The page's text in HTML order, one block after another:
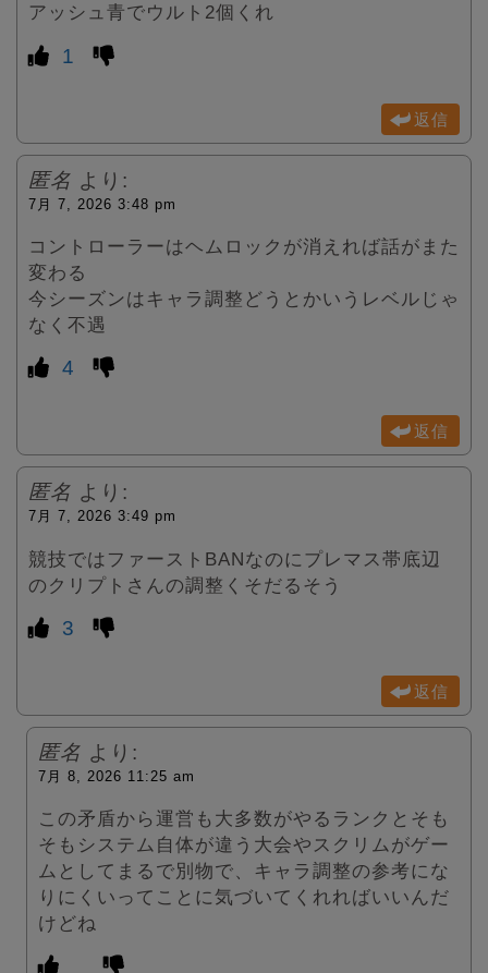
アッシュ青でウルト2個くれ
1
返信
匿名 より:
7月 7, 2026 3:48 pm
コントローラーはヘムロックが消えれば話がまた
変わる
今シーズンはキャラ調整どうとかいうレベルじゃ
なく不遇
4
返信
匿名 より:
7月 7, 2026 3:49 pm
競技ではファーストBANなのにプレマス帯底辺
のクリプトさんの調整くそだるそう
3
返信
匿名 より:
7月 8, 2026 11:25 am
この矛盾から運営も大多数がやるランクとそも
そもシステム自体が違う大会やスクリムがゲー
ムとしてまるで別物で、キャラ調整の参考にな
りにくいってことに気づいてくれればいいんだ
けどね